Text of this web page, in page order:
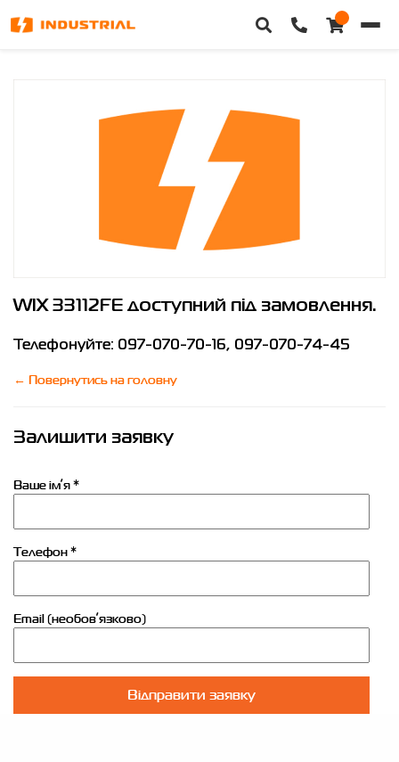
Каталог техніки
Про нас
Особистий кабінет
WIX 33112FE
WIX 33112FE доступний під замовлення.
Телефонуйте: 097-070-70-16, 097-070-74-45
← Повернутись на головну
Залишити заявку
Ваше імʼя *
Телефон *
Email (необовʼязково)
Відправити заявку